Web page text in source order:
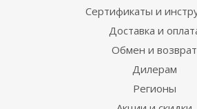
Сертификаты и
Доставка и
Обмен и возврат
Дилерам
Регионы